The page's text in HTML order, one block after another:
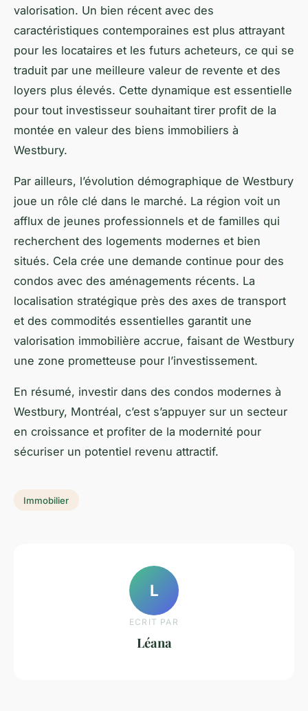
valorisation. Un bien récent avec des
caractéristiques contemporaines est plus attrayant
pour les locataires et les futurs acheteurs, ce qui se
traduit par une meilleure valeur de revente et des
loyers plus élevés. Cette dynamique est essentielle
pour tout investisseur souhaitant tirer profit de la
montée en valeur des biens immobiliers à
Westbury.
Par ailleurs, l’évolution démographique de Westbury
joue un rôle clé dans le marché. La région voit un
afflux de jeunes professionnels et de familles qui
recherchent des logements modernes et bien
situés. Cela crée une demande continue pour des
condos avec des aménagements récents. La
localisation stratégique près des axes de transport
et des commodités essentielles garantit une
valorisation immobilière accrue, faisant de Westbury
une zone prometteuse pour l’investissement.
En résumé, investir dans des condos modernes à
Westbury, Montréal, c’est s’appuyer sur un secteur
en croissance et profiter de la modernité pour
sécuriser un potentiel revenu attractif.
Immobilier
L
ECRIT PAR
Léana